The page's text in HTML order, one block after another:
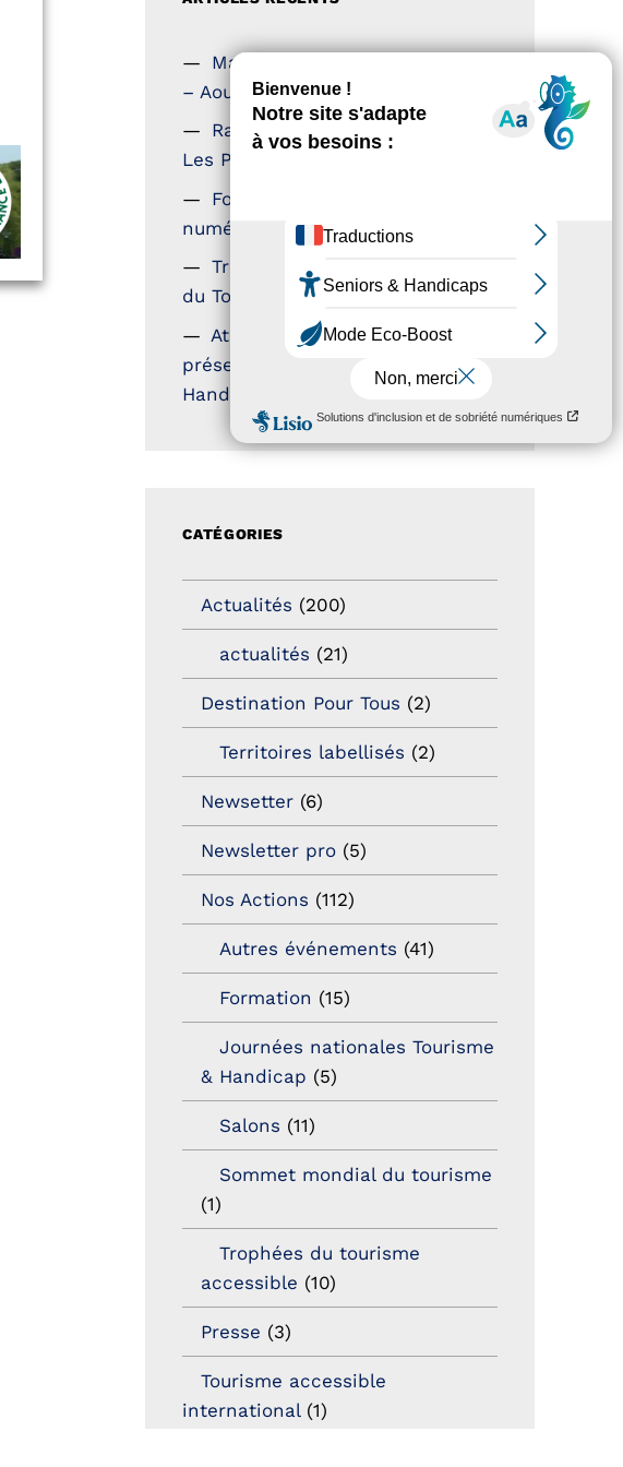
Magazine Tourisme Accessible
– Aout 2026
Rallye Aicha des Gazelles –
Les Petillantes
Formation Communication
numérique
Trophées Horizons – Acteurs
du Tourisme Durable
Atout France – flyer
présentation label Tourisme &
Handicap
CATÉGORIES
Actualités (200)
actualités (21)
Destination Pour Tous (2)
Territoires labellisés (2)
Newsetter (6)
Newsletter pro (5)
Nos Actions (112)
Autres événements (41)
Formation (15)
Journées nationales Tourisme
& Handicap (5)
Salons (11)
Sommet mondial du tourisme
(1)
Trophées du tourisme
accessible (10)
Presse (3)
Tourisme accessible
international(1)